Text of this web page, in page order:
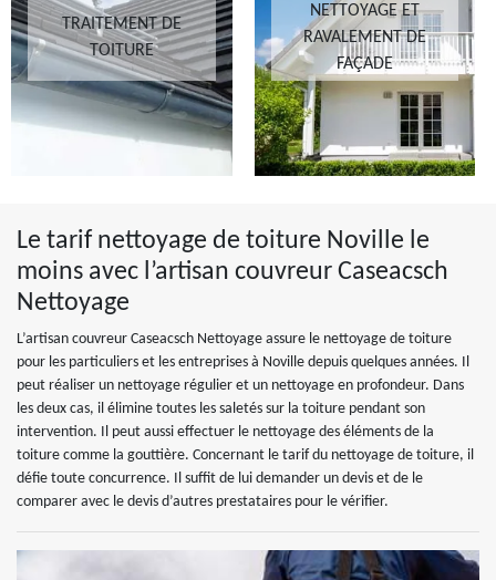
TRAITEMENT DE
TOITURE
NETTOYAGE ET
RAVALEMENT DE
FAÇADE
Le tarif nettoyage de toiture Noville le
moins avec l’artisan couvreur Caseacsch
Nettoyage
L’artisan couvreur Caseacsch Nettoyage assure le nettoyage de toiture
pour les particuliers et les entreprises à Noville depuis quelques années. Il
peut réaliser un nettoyage régulier et un nettoyage en profondeur. Dans
les deux cas, il élimine toutes les saletés sur la toiture pendant son
intervention. Il peut aussi effectuer le nettoyage des éléments de la
toiture comme la gouttière. Concernant le tarif du nettoyage de toiture, il
défie toute concurrence. Il suffit de lui demander un devis et de le
comparer avec le devis d’autres prestataires pour le vérifier.